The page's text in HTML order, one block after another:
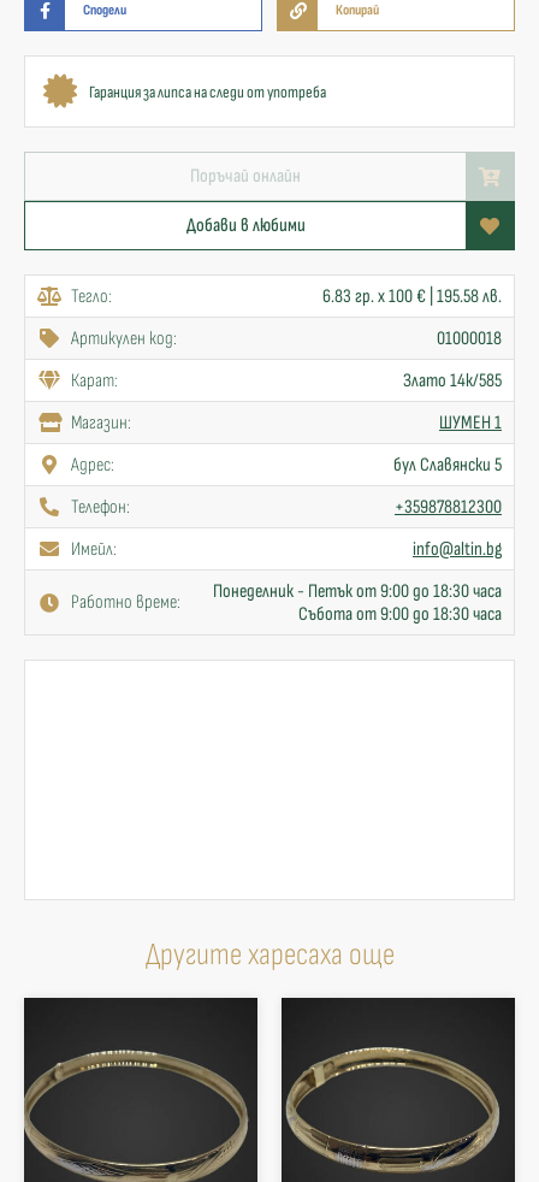
Сподели Копирай
Гаранция за липса на следи от употреба
Поръчай онлайн
Добави в любими
Тегло:
6.83 гр. x 100 € | 195.58 лв.
Артикулен код:
01000018
Карат:
Злато 14к/585
Mагазин:
ШУМЕН 1
Адрес:
бул Славянски 5
Телефон:
+359878812300
Имейл:
info@altin.bg
Работно време:
Понеделник - Петък от 9:00 до 18:30 часа
Събота от 9:00 до 18:30 часа
Другите харесаха още